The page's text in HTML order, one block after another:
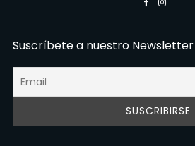
Suscríbete a nuestro Newsletter